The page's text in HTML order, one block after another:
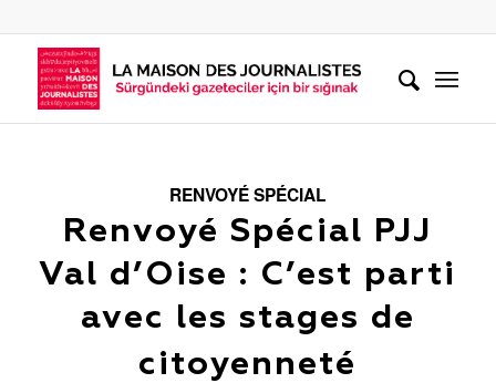
RENVOYÉ SPÉCIAL
Renvoyé Spécial PJJ
Val d’Oise : C’est parti
avec les stages de
citoyenneté